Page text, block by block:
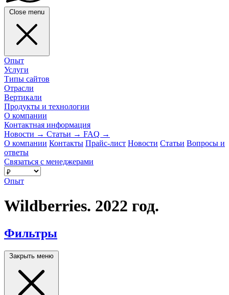
Close menu
Опыт
Услуги
Типы сайтов
Отрасли
Вертикали
Продукты и технологии
О компании
Контактная информация
Новости → Статьи → FAQ →
О компании Контакты Прайс-лист Новости Статьи Вопросы и
ответы
Связаться с менеджерами
Опыт
Wildberries. 2022 год.
Фильтры
Закрыть меню